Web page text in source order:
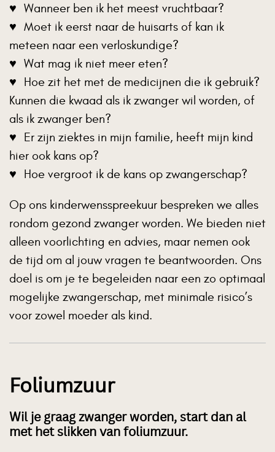
Wanneer ben ik het meest vruchtbaar?
Moet ik eerst naar de huisarts of kan ik
meteen naar een verloskundige?
Wat mag ik niet meer eten?
Hoe zit het met de medicijnen die ik gebruik?
Kunnen die kwaad als ik zwanger wil worden, of
als ik zwanger ben?
Er zijn ziektes in mijn familie, heeft mijn kind
hier ook kans op?
Hoe vergroot ik de kans op zwangerschap?
Op ons kinderwensspreekuur bespreken we alles
rondom gezond zwanger worden. We bieden niet
alleen voorlichting en advies, maar nemen ook
de tijd om al jouw vragen te beantwoorden. Ons
doel is om je te begeleiden naar een zo optimaal
mogelijke zwangerschap, met minimale risico’s
voor zowel moeder als kind.
Foliumzuur
Wil je graag zwanger worden, start dan al
met het slikken van foliumzuur.